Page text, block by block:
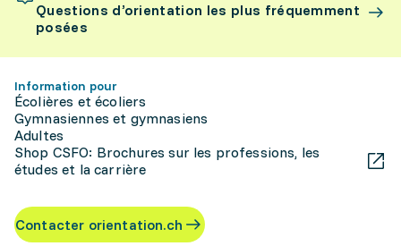
Questions d’orientation les plus fréquemment
posées
Information pour
Écolières et écoliers
Gymnasiennes et gymnasiens
Adultes
Shop CSFO: Brochures sur les professions, les
études et la carrière
Contacter orientation.ch